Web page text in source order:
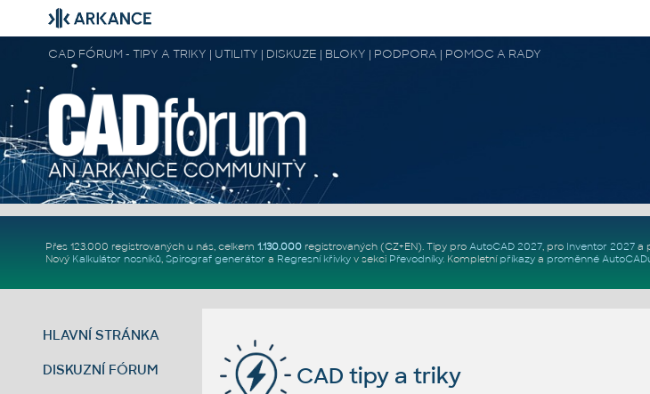
CAD FÓRUM - TIPY A TRIKY | UTILITY | DISKUZE | BLOKY | PODPORA | POMOC A RADY
Přes 123.000 registrovaných u nás, celkem 1.130.000registrovaných (CZ+EN). Tipy pro AutoCAD 2027, pro Inventor 2027a
Nový Kalkulátor nosníků, Spirograf generátor a Regresní křivkyv sekci Převodníky. Kompletní příkazya proměnné
HLAVNÍ STRÁNKA
DISKUZNÍ FÓRUM CAD tipy a triky